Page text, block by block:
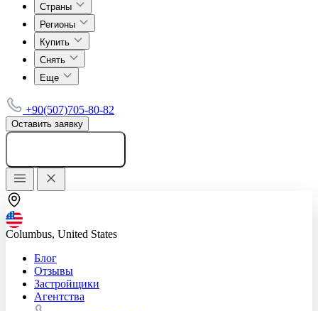
Страны
Регионы
Купить
Снять
Еще
+90(507)705-80-82
Оставить заявку
Columbus, United States
Блог
Отзывы
Застройщики
Агентства